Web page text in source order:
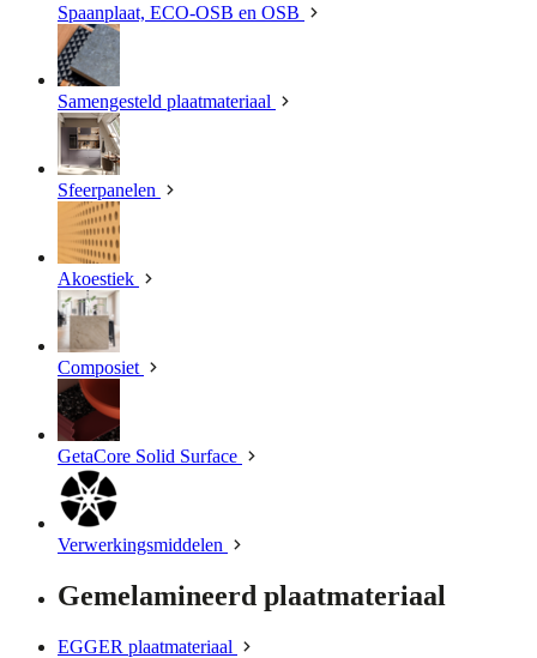
Spaanplaat, ECO-OSB en OSB
Samengesteld plaatmateriaal
Sfeerpanelen
Akoestiek
Composiet
GetaCore Solid Surface
Verwerkingsmiddelen
Gemelamineerd plaatmateriaal
EGGER plaatmateriaal